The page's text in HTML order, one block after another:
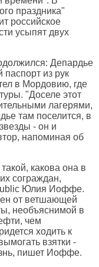
праздника"
российское
усыпят двух
Депардье
паспорт из рук
в Мордовию, где
"Доселе этот
лагерями,
там поселится, в
- он и
напоминая об
какова она в
сограждан,
Юлия Иоффе.
от ветшающей
необъяснимой в
чем
ходить к
взятки -
пишет Иоффе.